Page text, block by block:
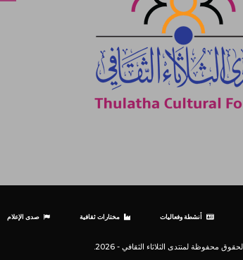
أنشطة وفعاليات مختارات ثقافية صدى الإعلام
محفوظة لمنتدى الثلاثاء الثقافي - 2026.